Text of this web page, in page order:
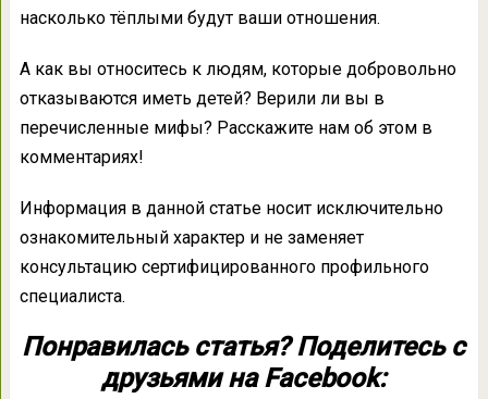
насколько тёплыми будут ваши отношения.
А как вы относитесь к людям, которые добровольно
отказываются иметь детей? Верили ли вы в
перечисленные мифы? Расскажите нам об этом в
комментариях!
Информация в данной статье носит исключительно
ознакомительный характер и не заменяет
консультацию сертифицированного профильного
специалиста.
Понравилась статья? Поделитесь с
друзьями на Facebook: